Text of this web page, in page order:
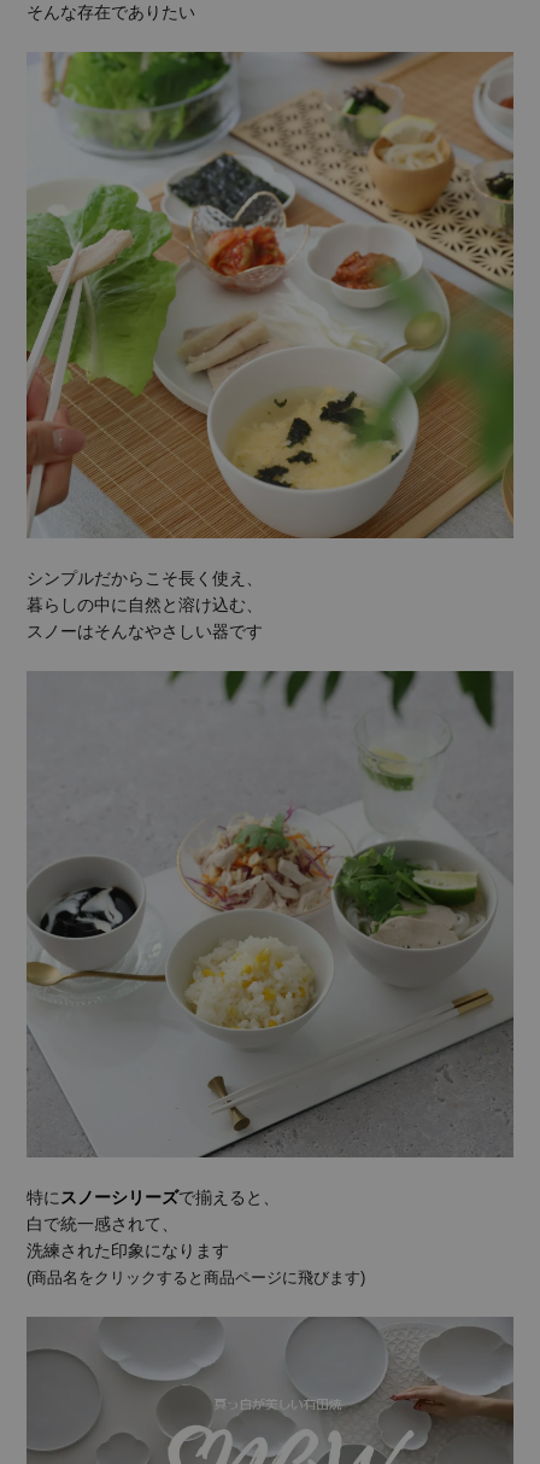
そんな存在でありたい
シンプルだからこそ長く使え、
暮らしの中に自然と溶け込む、
スノーはそんなやさしい器です
特に スノーシリーズで揃えると、
白で統一感されて、
洗練された印象になります
(商品名をクリックすると商品ページに飛びます)